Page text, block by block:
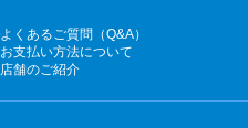
よくあるご質問（Q&A）
お支払い方法について
店舗のご紹介